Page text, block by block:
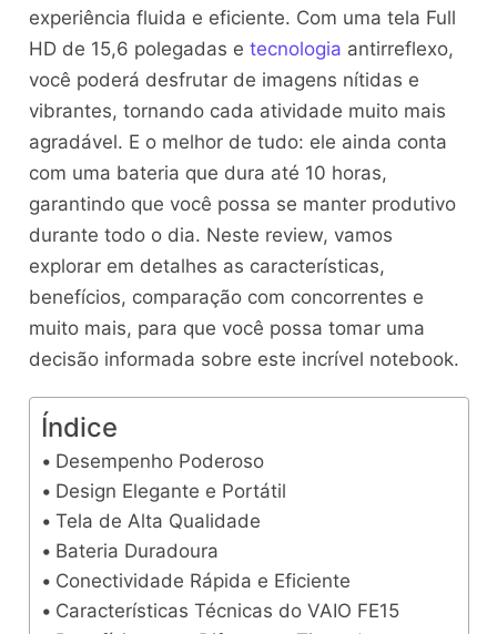
experiência fluida e eficiente. Com uma tela Full
HD de 15,6 polegadas e tecnologia antirreflexo,
você poderá desfrutar de imagens nítidas e
vibrantes, tornando cada atividade muito mais
agradável. E o melhor de tudo: ele ainda conta
com uma bateria que dura até 10 horas,
garantindo que você possa se manter produtivo
durante todo o dia. Neste review, vamos
explorar em detalhes as características,
benefícios, comparação com concorrentes e
muito mais, para que você possa tomar uma
decisão informada sobre este incrível notebook.
Índice
Desempenho Poderoso
Design Elegante e Portátil
Tela de Alta Qualidade
Bateria Duradoura
Conectividade Rápida e Eficiente
Características Técnicas do VAIO FE15